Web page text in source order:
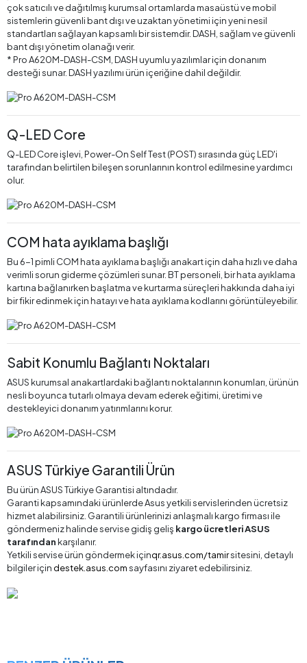
çok satıcılı ve dağıtılmış kurumsal ortamlarda masaüstü ve mobil
sistemlerin güvenli bant dışı ve uzaktan yönetimi için yeni nesil
standartları sağlayan kapsamlı bir sistemdir. DASH, sağlam ve güvenli
bant dışı yönetim olanağı verir.
* Pro A620M-DASH-CSM, DASH uyumlu yazılımlar için donanım
desteği sunar. DASH yazılımı ürün içeriğine dahil değildir.
Q-LED Core
Q-LED Core işlevi, Power-On Self Test (POST) sırasında güç LED'i
tarafından belirtilen bileşen sorunlarının kontrol edilmesine yardımcı
olur.
COM hata ayıklama başlığı
Bu 6-1 pimli COM hata ayıklama başlığı anakart için daha hızlı ve daha
verimli sorun giderme çözümleri sunar. BT personeli, bir hata ayıklama
kartına bağlanırken başlatma ve kurtarma süreçleri hakkında daha iyi
bir fikir edinmek için hatayı ve hata ayıklama kodlarını görüntüleyebilir.
Sabit Konumlu Bağlantı Noktaları
ASUS kurumsal anakartlardaki bağlantı noktalarının konumları, ürünün
nesli boyunca tutarlı olmaya devam ederek eğitimi, üretimi ve
destekleyici donanım yatırımlarını korur.
ASUS Türkiye Garantili Ürün
Bu ürün ASUS Türkiye Garantisi altındadır.
Garanti kapsamındaki ürünlerde Asus yetkili servislerinden ücretsiz
hizmet alabilirsiniz. Garantili ürünlerinizi anlaşmalı kargo firması ile
göndermeniz halinde servise gidiş geliş kargo ücretleri ASUS
tarafındankarşılanır.
Yetkili servise ürün göndermek içinqr.asus.com/tamirsitesini, detaylı
bilgiler için destek.asus.comsayfasını ziyaret edebilirsiniz.